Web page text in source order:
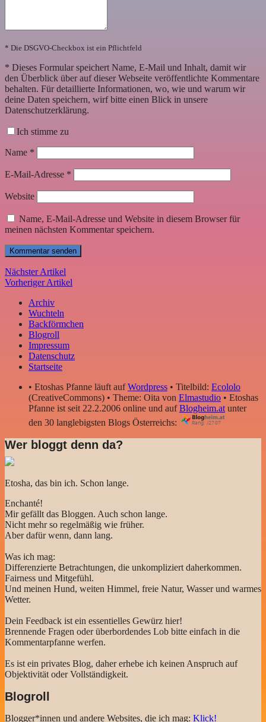
* Die DSGVO-Checkbox ist ein Pflichtfeld
* Dieses Formular speichert Name, E-Mail und Inhalt, damit wir
den Überblick über auf dieser Webseite veröffentlichte Kommentare
behalten. Für detaillierte Informationen, wo, wie und warum wir
deine Daten speichern, wirf bitte einen Blick in unsere
Datenschutzerklärung.
Ich stimme zu
Name *
E-Mail-Adresse *
Website
Name, E-Mail-Adresse und Website in diesem Browser für
meinen nächsten Kommentar speichern.
Nächster Artikel
Vorheriger Artikel
Archiv
Wuchteln
Backförmchen
Blogroll
Impressum
Datenschutz
Startseite
• Etoshas Pfanne läuft aufWordpress • Titelbild: Ecololo
(CreativeCommons) • Theme: Oita von Elmastudio • Etoshas
Pfanne ist seit 22.2.2006 online und aufBlogheim.atunter
den 30 langlebigsten Blogs Österreichs:
Wer bloggt denn da?
Etosha, das bin ich. Schon lange.
Enchanté!
Mir gefällt das Bloggen. Auch schon lange.
Nicht mehr so regelmäßig wie früher.
Aber dafür wenn, dann lang.
Was ich mag:
Differenzierte Betrachtungen, die unkompliziert daherkommen.
Fairness und Mitgefühl.
Und meinen Hund, weiten Himmel, freie Natur, Wasser und warmes
Wetter.
Dein Feedback ist ein essentielles Gewürz hier!
Brennende Fragen oder überbordendes Lob bitte einfach in die
Kommentarpfanne werfen.
Es ist ein privates Blog, daher erhebe ich keinen Anspruch auf
Objektivität oder Vollständigkeit.
Blogroll
Blogger*innen und andere Websites, die ich mag: Klick!